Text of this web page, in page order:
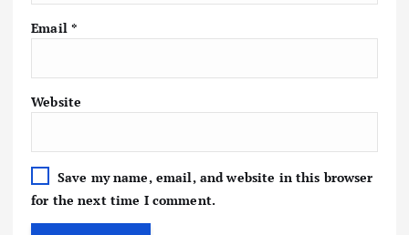
Email *
Website
Save my name, email, and website in this browser
for the next time I comment.